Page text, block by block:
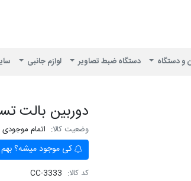
و دستگاه دستگاه ضبط تصاویر لوازم جانبی
دوربین بالت
وضعیت کالا: اتمام موجودی
کی موجود میشه؟ بهم
کد کالا: CC-3333